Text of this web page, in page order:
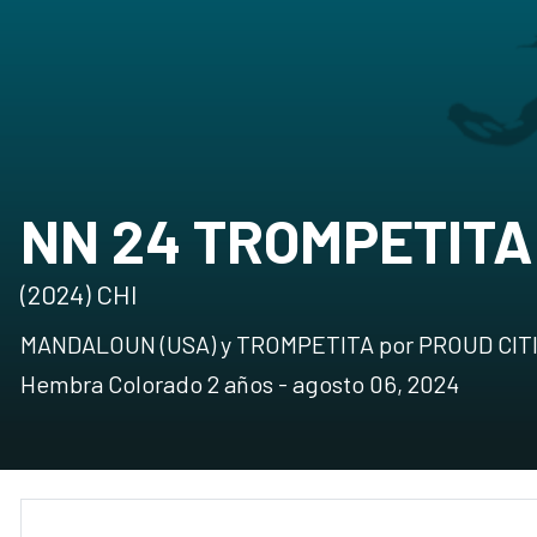
NN 24 TROMPETITA
(2024) CHI
MANDALOUN (USA) y TROMPETITA por PROUD
Hembra Colorado 2 años - agosto 06, 2024